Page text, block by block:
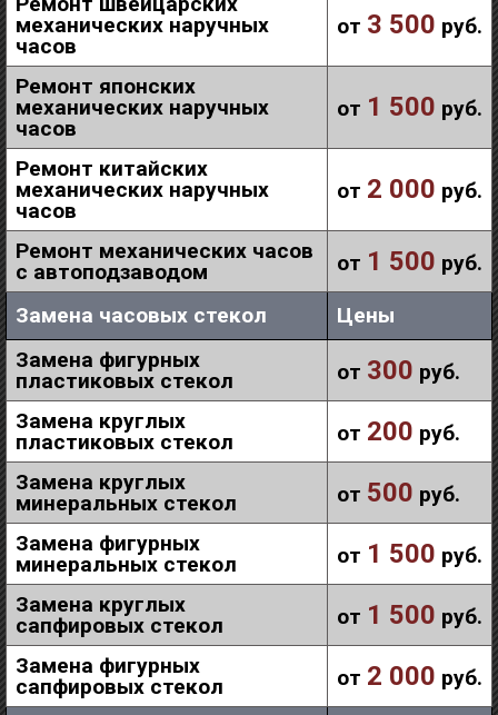
механических наручных
часов
от 3 500 руб.
Ремонт японских
механических наручных
часов
от 1 500 руб.
Ремонт китайских
механических наручных
часов
от 2 000 руб.
Ремонт механических часов
с автоподзаводом
от 1 500 руб.
Замена часовых стекол
Цены
Замена фигурных
пластиковых стекол
от 300 руб.
Замена круглых
пластиковых стекол
от 200 руб.
Замена круглых
минеральных стекол
от 500 руб.
Замена фигурных
минеральных стекол
от 1 500 руб.
Замена круглых
сапфировых стекол
от 1 500 руб.
Замена фигурных
сапфировых стекол
от 2 000 руб.